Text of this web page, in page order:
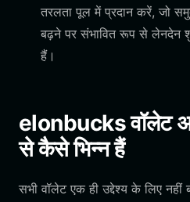
तरलता पूल में प्रदान करें, जो
बढ़ने पर संभावित रूप से लेनदेन
हैं।
elonbucks वॉलेट
से कैसे भिन्न हैं
सभी वॉलेट एक ही उद्देश्य के लिए नहीं